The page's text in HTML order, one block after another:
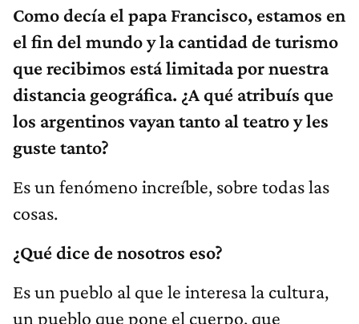
Como decía el papa Francisco, estamos en
el fin del mundo y la cantidad de turismo
que recibimos está limitada por nuestra
distancia geográfica. ¿A qué atribuís que
los argentinos vayan tanto al teatro y les
guste tanto?
Es un fenómeno increíble, sobre todas las
cosas.
¿Qué dice de nosotros eso?
Es un pueblo al que le interesa la cultura,
un pueblo que pone el cuerpo, que